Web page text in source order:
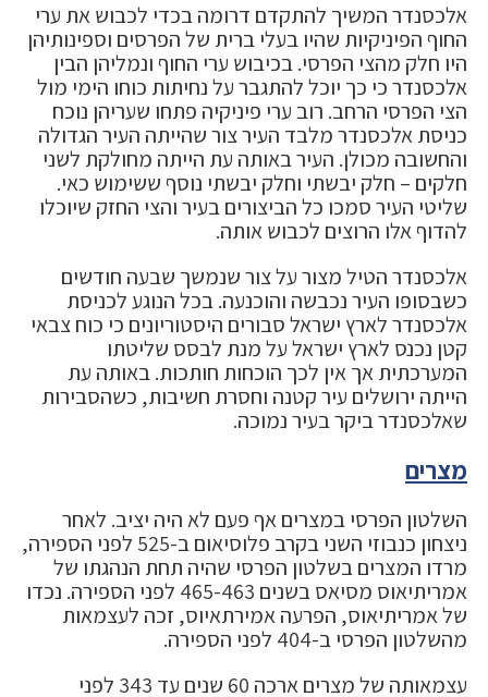
אלכסנדר המשיך להתקדם דרומה בכדי לכבוש את ערי
החוף הפיניקיות שהיו בעלי ברית של הפרסים וספינותיהן
היו חלק מהצי הפרסי. בכיבוש ערי החוף ונמליהן הבין
אלכסנדר כי כך יוכל להתגבר על נחיתות כוחו הימי מול
הצי הפרסי הרחב. רוב ערי פיניקיה פתחו שעריהן נוכח
כניסת אלכסנדר מלבד העיר צור שהייתה העיר הגדולה
והחשובה מכולן. העיר באותה עת הייתה מחולקת לשני
חלקים – חלק יבשתי וחלק יבשתי נוסף ששימוש כאי.
שליטי העיר סמכו כל הביצורים בעיר והצי החזק שיוכלו
להדוף אלו הרוצים לכבוש אותה.
אלכסנדר הטיל מצור על צור שנמשך שבעה חודשים
כשבסופו העיר נכבשה והוכנעה. בכל הנוגע לכניסת
אלכסנדר לארץ ישראל סבורים היסטוריונים כי כוח צבאי
קטן נכנס לארץ ישראל על מנת לבסס שליטתו
המערכתית אך אין לכך הוכחות חותכות. באותה עת
הייתה ירושלים עיר קטנה וחסרת חשיבות, כשהסבירות
שאלכסנדר ביקר בעיר נמוכה.
מצרים
השלטון הפרסי במצרים אף פעם לא היה יציב. לאחר
ניצחון כנבוזי השני בקרב פלוסיאום ב-525 לפני הספירה,
מרדו המצרים בשלטון הפרסי שהיה תחת הנהגתו של
אמריתיאוס מסיאס בשנים 465-463 לפני הספירה. נכדו
של אמריתיאוס, הפרעה אמירתאיוס, זכה לעצמאות
מהשלטון הפרסי ב-404 לפני הספירה.
עצמאותה של מצרים ארכה 60 שנים עד 343 לפני